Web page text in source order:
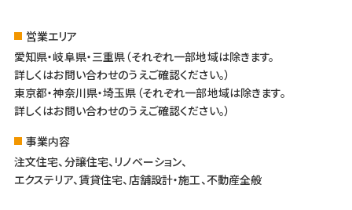
営業エリア
愛知県・岐阜県・三重県（それぞれ一部地域は除きます。
詳しくはお問い合わせのうえご確認ください。）
東京都・神奈川県・埼玉県（それぞれ一部地域は除きます。
詳しくはお問い合わせのうえご確認ください。）
事業内容
注文住宅、分譲住宅、リノベーション、
エクステリア、賃貸住宅、店舗設計・施工、不動産全般